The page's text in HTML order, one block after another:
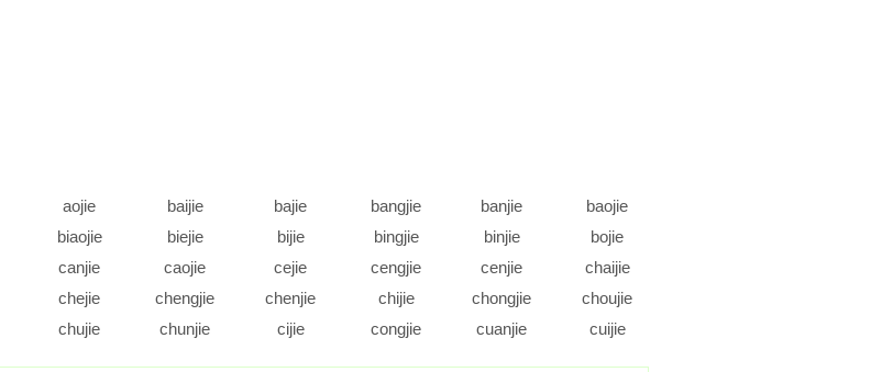
aojie baijie bajie bangjie banjie
baojie
biaojie biejie bijie bingjie binjie
bojie
canjie caojie cejie cengjie cenjie
chaijie
chejie chengjie chenjie chijie chongjie
choujie
chujie chunjie cijie congjie cuanjie
cuijie